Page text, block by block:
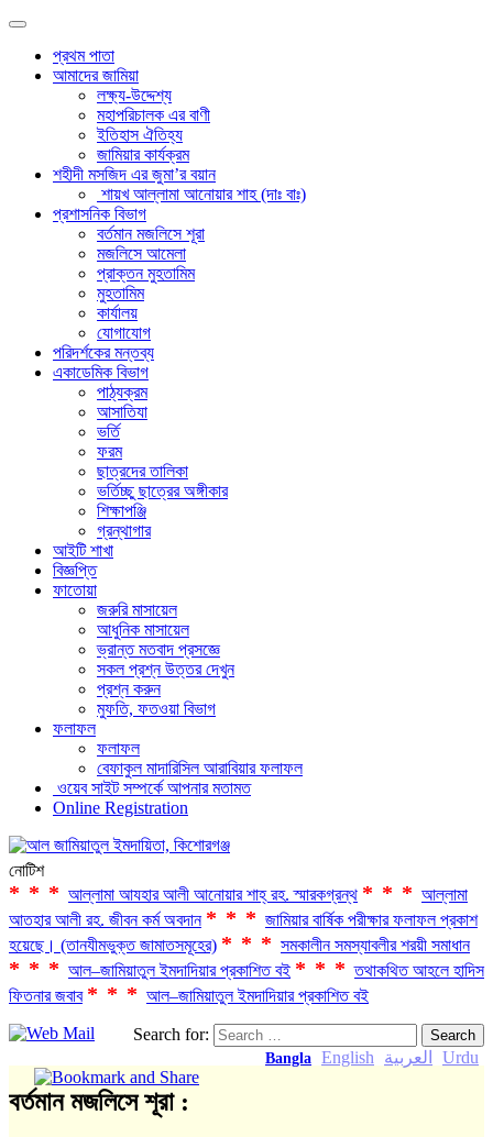
প্রথম পাতা
আমাদের জামিয়া
লক্ষ্য-উদ্দেশ্য
মহাপরিচালক এর বাণী
ইতিহাস ঐতিহ্য
জামিয়ার কার্যক্রম
শহীদী মসজিদ এর জুমা’র বয়ান
শায়খ আল্লামা আনোয়ার শাহ (দাঃ বাঃ)
প্রশাসনিক বিভাগ
বর্তমান মজলিসে শূরা
মজলিসে আমেলা
প্রাক্তন মুহতামিম
মুহতামিম
কার্যালয়
যোগাযোগ
পরিদর্শকের মন্তব্য
একাডেমিক বিভাগ
পাঠ্যক্রম
আসাতিযা
ভর্তি
ফরম
ছাত্রদের তালিকা
ভর্তিচ্ছু ছাত্রের অঙ্গীকার
শিক্ষাপঞ্জি
গ্রন্থাগার
আইটি শাখা
বিজ্ঞপ্তি
ফাতোয়া
জরুরি মাসায়েল
আধুনিক মাসায়েল
ভ্রান্ত মতবাদ প্রসজ্ঞে
সকল প্রশ্ন উত্তর দেখুন
প্রশ্ন করুন
মুফতি, ফতওয়া বিভাগ
ফলাফল
ফলাফল
বেফাকুল মাদারিসিল আরাবিয়ার ফলাফল
ওয়েব সাইট সম্পর্কে আপনার মতামত
Online Registration
নোটিশ
*** আল্লামা আযহার আলী আনোয়ার শাহ্‌ রহ. স্মারকগ্রন্থ *** আল্লামা
আতহার আলী রহ. জীবন কর্ম অবদান *** জামিয়ার বার্ষিক পরীক্ষার ফলাফল প্রকাশ
হয়েছে। (তানযীমভুক্ত জামাতসমূহের) *** সমকালীন সমস্যাবলীর শরয়ী সমাধান
*** আল–জামিয়াতুল ইমদাদিয়ার প্রকাশিত বই ***তথাকথিত আহলে হাদিস
ফিতনার জবাব *** আল–জামিয়াতুল ইমদাদিয়ার প্রকাশিত বই
Search for:
Bangla English العربية Urdu
বর্তমান মজলিসে শূরা :